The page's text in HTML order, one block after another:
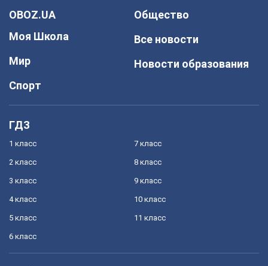
OBOZ.UA
Моя Школа
Мир
Спорт
Общество
Все новости
Новости образования
ГДЗ
1 класс
2 класс
3 класс
4 класс
5 класс
6 класс
7 класс
8 класс
9 класс
10 класс
11 класс